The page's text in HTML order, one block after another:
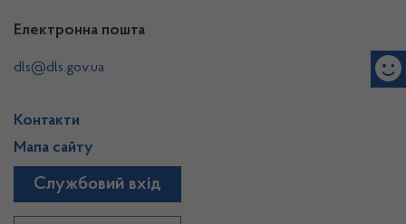
Електронна пошта
dls@dls.gov.ua
Контакти
Мапа сайту
Службовий вхід